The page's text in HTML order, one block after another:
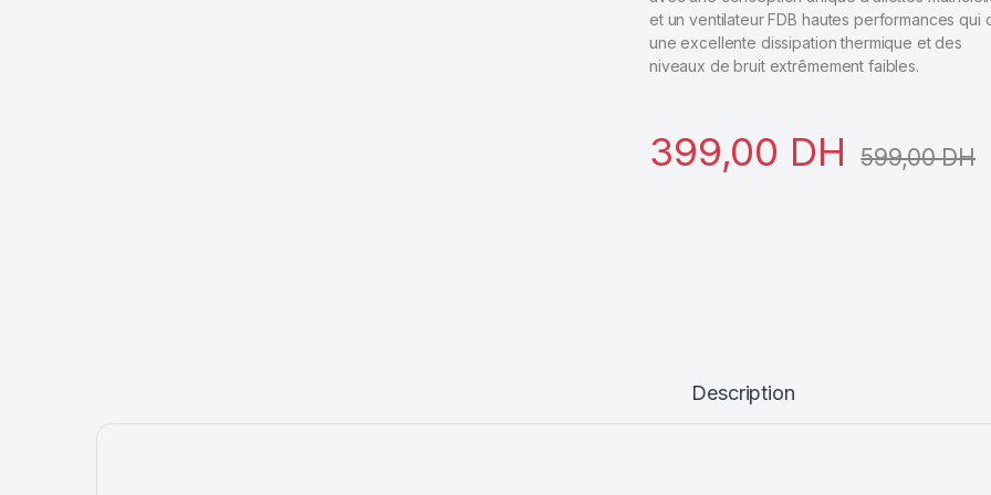
et un ventilateur FDB hautes performances qui
une excellente dissipation thermique et des
niveaux de bruit extrêmement faibles.
399,00 DH 599,00DH
Description